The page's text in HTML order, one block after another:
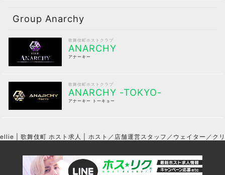
Group Anarchy
歌舞伎町ホストクラブ
ANARCHY
アナーキー
歌舞伎町ホストクラブ
ANARCHY -TOKYO-
アナーキー トーキョー
ellie | 歌舞伎町 ホスト求人 | ホスト／店舗運営スタッフ／ウェイター／ク